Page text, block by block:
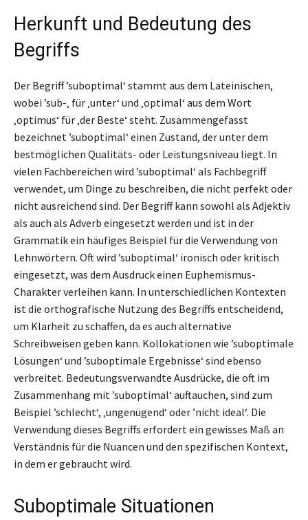
Herkunft und Bedeutung des
Begriffs
Der Begriff ’suboptimal‘ stammt aus dem Lateinischen,
wobei ’sub-‚ für ‚unter‘ und ‚optimal‘ aus dem Wort
‚optimus‘ für ‚der Beste‘ steht. Zusammengefasst
bezeichnet ’suboptimal‘ einen Zustand, der unter dem
bestmöglichen Qualitäts- oder Leistungsniveau liegt. In
vielen Fachbereichen wird ’suboptimal‘ als Fachbegriff
verwendet, um Dinge zu beschreiben, die nicht perfekt oder
nicht ausreichend sind. Der Begriff kann sowohl als Adjektiv
als auch als Adverb eingesetzt werden und ist in der
Grammatik ein häufiges Beispiel für die Verwendung von
Lehnwörtern. Oft wird ’suboptimal‘ ironisch oder kritisch
eingesetzt, was dem Ausdruck einen Euphemismus-
Charakter verleihen kann. In unterschiedlichen Kontexten
ist die orthografische Nutzung des Begriffs entscheidend,
um Klarheit zu schaffen, da es auch alternative
Schreibweisen geben kann. Kollokationen wie ’suboptimale
Lösungen‘ und ’suboptimale Ergebnisse‘ sind ebenso
verbreitet. Bedeutungsverwandte Ausdrücke, die oft im
Zusammenhang mit ’suboptimal‘ auftauchen, sind zum
Beispiel ’schlecht‘, ‚ungenügend‘ oder ’nicht ideal‘. Die
Verwendung dieses Begriffs erfordert ein gewisses Maß an
Verständnis für die Nuancen und den spezifischen Kontext,
in dem er gebraucht wird.
Suboptimale Situationen